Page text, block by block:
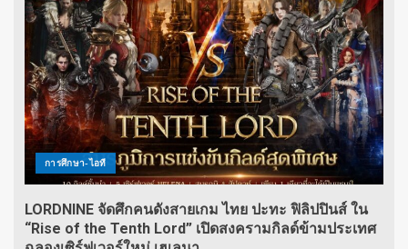
การศึกษา-ไอที
LORDNINE จัดศึกคนดังสายเกม ไทย ปะทะ ฟิลิปปินส์ ใน
“Rise of the Tenth Lord” เปิดสงครามกิลด์ข้ามประเทศ